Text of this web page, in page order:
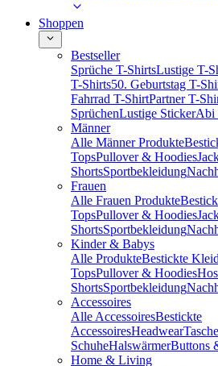
Shoppen
Bestseller
Sprüche T-ShirtsLustige T-
T-Shirts50. Geburtstag T-
Fahrrad T-ShirtPartner T-
SprüchenLustige StickerAbi
Männer
Alle Männer Produkte
TopsPullover & Hoodies
ShortsSportbekleidung
Frauen
Alle Frauen Produkte
TopsPullover & Hoodies
ShortsSportbekleidung
Kinder & Babys
Alle ProdukteBestickte
TopsPullover & Hoodies
ShortsSportbekleidung
Accessoires
Alle AccessoiresBestickte
AccessoiresHeadwear
SchuheHalswärmerButtons
Home & Living